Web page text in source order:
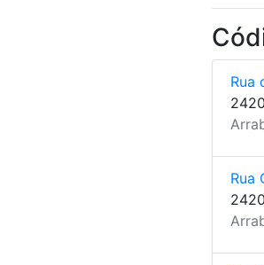
Rua
Rua